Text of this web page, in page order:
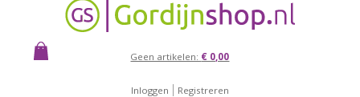
Geen artikelen: € 0,00
Inloggen Registreren